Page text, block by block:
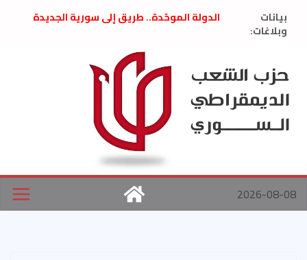
بيانات
وبلاغات:
الدولة الموحّدة.. طريق إلى سورية الجديدة
العام السابق لحزب الاتحاد الاشتراكي العربي
الديمقراطي
بلاغ صادر عن اجتماع اللجنة المركزية نيسان
2026
الحرب الأمريكية الإسرائيلية على نظام الملالي
في إيران .. بيان من حزب الشعب الديمقراطي
السوري
2026-08-08